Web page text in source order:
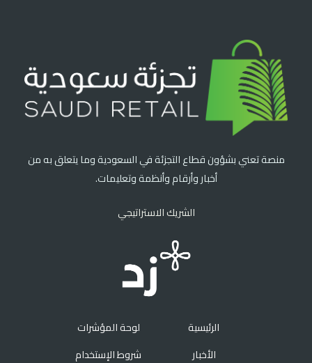
منصة تعني بشؤون قطاع التجزئة في السعودية وما يتعلق به من
أخبار وأرقام وأنظمة وتعليمات.
الشريك الاستراتيجي
الرئيسية
الأخبار
لوحة المؤشرات
شروط الإستخدام